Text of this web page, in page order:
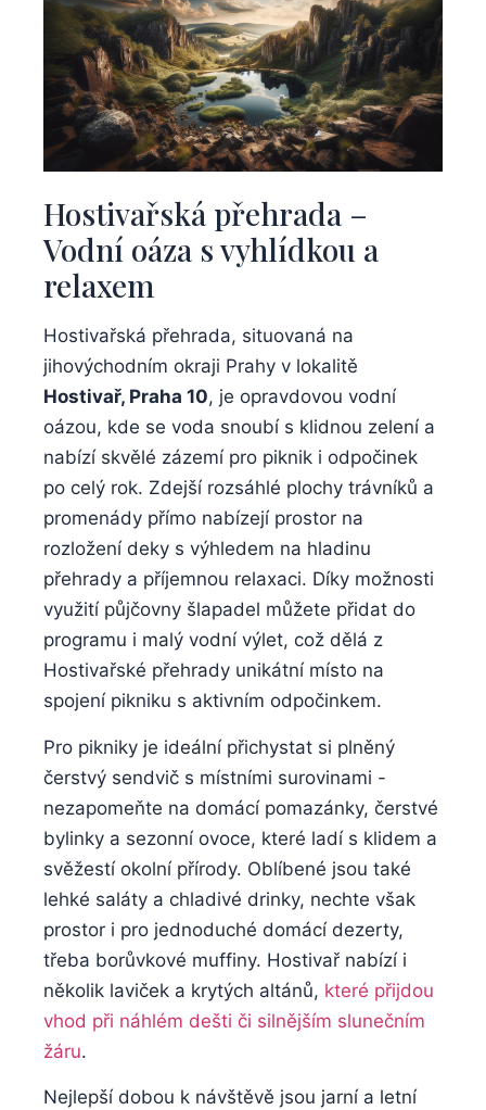
Hostivařská⁢ přehrada –
Vodní ​oáza s vyhlídkou a
relaxem
Hostivařská přehrada, situovaná⁤ na​
jihovýchodním ‌okraji Prahy v⁢ lokalitě ⁢
Hostivař, Praha 10, je opravdovou⁣ vodní
oázou, kde se voda snoubí s klidnou ‌zelení a
nabízí skvělé zázemí pro piknik i odpočinek
po celý rok. Zdejší rozsáhlé plochy trávníků ⁢a
promenády přímo ‌nabízejí prostor na
‌rozložení deky​ s výhledem na hladinu
přehrady‍ a příjemnou ⁣relaxaci. Díky možnosti
využití půjčovny⁢ šlapadel můžete přidat ‌do
programu​ i malý ‍vodní výlet, což dělá‌ z
Hostivařské přehrady unikátní místo na
spojení pikniku s aktivním odpočinkem.
Pro pikniky je ideální přichystat⁤ si‍ plněný
čerstvý sendvič s‌ místními surovinami ​-
nezapomeňte ⁢na domácí⁢ pomazánky, čerstvé
bylinky ⁣a sezonní ovoce, které ⁢ladí‌ s klidem a
svěžestí okolní přírody. Oblíbené jsou také
lehké saláty ‍a chladivé⁤ drinky, nechte však
prostor i pro jednoduché⁣ domácí dezerty,
třeba borůvkové⁢ muffiny. Hostivař nabízí i
několik laviček a krytých altánů, ⁤ které ⁣přijdou
vhod při náhlém dešti či ⁣silnějším⁤ slunečním
žáru. ⁢
Nejlepší ‍dobou k návštěvě jsou jarní a letní